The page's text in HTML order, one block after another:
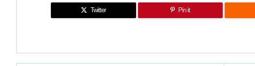
Twitter Pin it